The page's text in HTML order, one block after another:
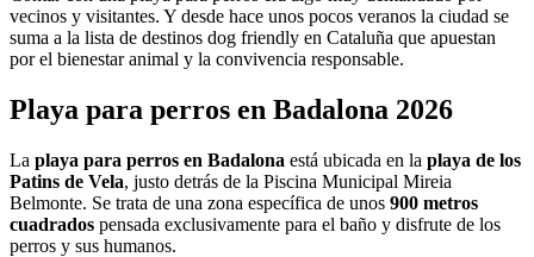
vecinos y visitantes. Y desde hace unos pocos veranos la ciudad se
suma a la lista de destinos dog friendly en Cataluña que apuestan
por el bienestar animal y la convivencia responsable.
Playa para perros en Badalona 2026
La playa para perros en Badalona está ubicada en la playa de los
Patins de Vela, justo detrás de la Piscina Municipal Mireia
Belmonte. Se trata de una zona específica de unos 900 metros
cuadrados pensada exclusivamente para el baño y disfrute de los
perros y sus humanos.